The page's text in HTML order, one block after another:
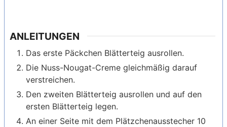
ANLEITUNGEN
Das erste Päckchen Blätterteig ausrollen.
Die Nuss-Nougat-Creme gleichmäßig darauf
verstreichen.
Den zweiten Blätterteig ausrollen und auf den
ersten Blätterteig legen.
An einer Seite mit dem Plätzchenausstecher 10